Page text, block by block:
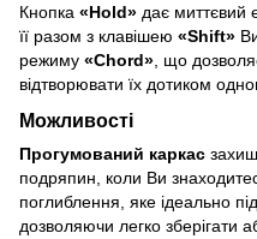
Кнопка «Hold» дає миттєвий
її разом з клавішею «Shift»
режиму «Chord» , що
відтворювати їх дотиком
Можливості
Прогумований каркас
подряпин, коли Ви
поглиблення, яке ідеально
дозволяючи легко зберігати